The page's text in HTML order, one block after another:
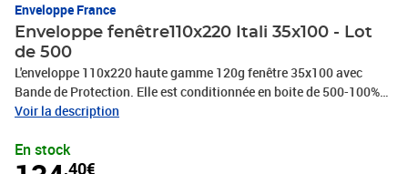
Enveloppe France
Enveloppe fenêtre110x220 Itali 35x100 - Lot
de 500
L'enveloppe 110x220 haute gamme 120g fenêtre 35x100 avec
Bande de Protection. Elle est conditionnée en boite de 500-100%
recyclable.
Voir la description
En stock
,40€